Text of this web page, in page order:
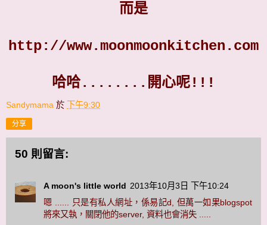
而是
http://www.moonmoonkitchen.com
哈哈........開心呢!!!
Sandymama 於 下午9:30
分享
50 則留言:
A moon's little world 2013年10月3日 下午10:24
嗯 ...... 只是有私人網址，係易記d, 但萬一如果blogspot
將來又執，關閉他的server, 資料也會消失 .....